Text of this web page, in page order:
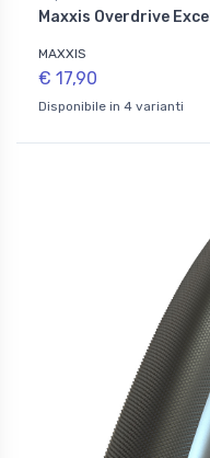
Maxxis Overdrive Excel
MAXXIS
€ 17,90
Disponibile in 4 varianti